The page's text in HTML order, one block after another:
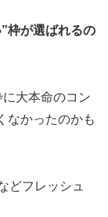
枠が選ばれるの
大本命のコン
なかったのかも
どフレッシュ